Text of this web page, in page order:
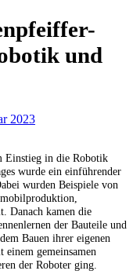
und
2023
Einstieg in die Robotik
wurde ein einführender
wurden Beispiele von
Danach kamen die
der Bauteile und
Bauen ihrer eigenen
einem gemeinsamen
der Roboter ging.